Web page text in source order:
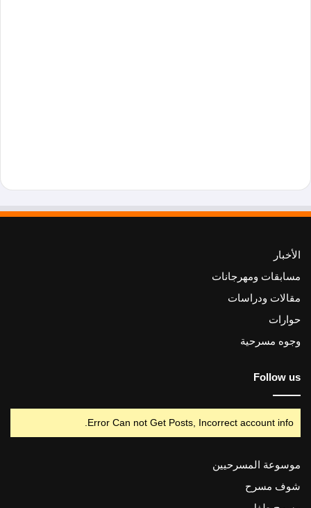
الأخبار
مسابقات ومهرجانات
مقالات ودراسات
حوارات
وجوه مسرحية
Follow us
Error Can not Get Posts, Incorrect account info.
موسوعة المسرحيين
شوف مسرح